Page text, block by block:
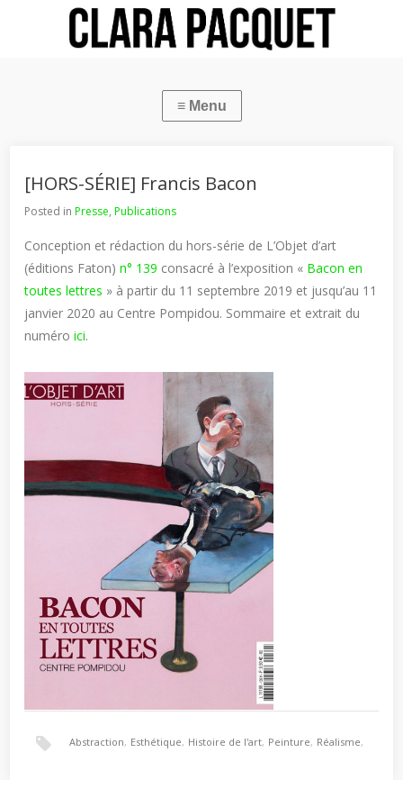
[HORS-SÉRIE] Francis Bacon
Posted inPresse,Publications
Conception et rédaction du hors-série de L’Objet d’art
(éditions Faton)n° 139 consacré à l’exposition « Bacon en
toutes lettres » à partir du 11 septembre 2019 et jusqu’au 11
janvier 2020 au Centre Pompidou. Sommaire et extrait du
numéroici.
Abstraction, Esthétique, Histoire de l'art, Peinture, Réalisme,